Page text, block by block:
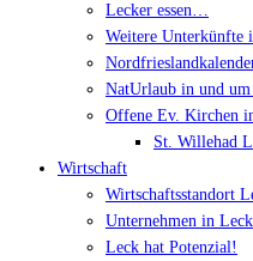
Lecker essen…
Weitere Unterkünfte
NatUrlaub in und
Offene Ev. Kirchen
St. Willehad
Wirtschaft
Wirtschaftsstandort
Unternehmen in
Leck hat Potenzial!